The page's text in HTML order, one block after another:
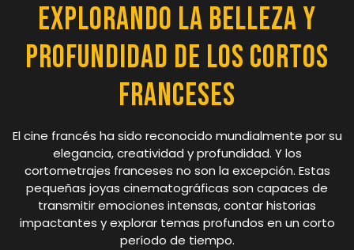
Explorando la Belleza y
Profundidad de los Cortos
Franceses
El cine francés ha sido reconocido mundialmente por su
elegancia, creatividad y profundidad. Y los
cortometrajes franceses no son la excepción. Estas
pequeñas joyas cinematográficas son capaces de
transmitir emociones intensas, contar historias
impactantes y explorar temas profundos en un corto
período de tiempo.